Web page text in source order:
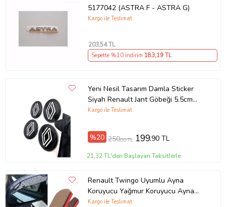
5177042 (ASTRA F - ASTRA G)
Kargo ile Teslimat
203,54 TL
Sepette %10 İndirim 183,19 TL
Yeni Nesil Tasarım Damla Sticker
Siyah Renault Jant Göbeği 5.5cm
Uyumlu
Kargo ile Teslimat
%20 250,00 TL 199,90 TL
21,32 TL'den Başlayan Taksitlerle
Renault Twingo Uyumlu Ayna
Koruyucu Yağmur Koruyucu Ayna
Rüzgarlığı 2 li Takım - Ücretsiz Kargo
Kargo ile Teslimat